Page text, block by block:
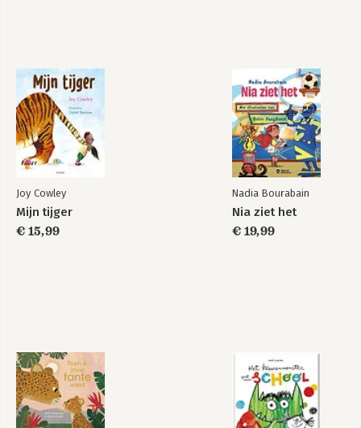
Joy Cowley
Mijn tijger
€ 15,99
Nadia Bourabain
Nia ziet het
€ 19,99